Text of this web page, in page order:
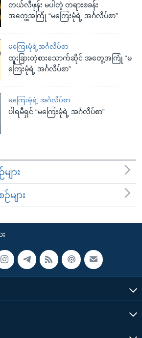
တယ်လီဖုန်း မပါတဲ့ တရားစခန်း
အတွေ့အကြုံ “မကြေးမုံရဲ့ အင်္ဂလိပ်စာ”
မကြေးမုံရဲ့အင်္ဂလိပ်စာ
ထူးခြားတဲ့စားသောက်ဆိုင် အတွေ့အကြုံ “မ
ကြေးမုံရဲ့ အင်္ဂလိပ်စာ”
မကြေးမုံရဲ့ အင်္ဂလိပ်စာ
ပါရမီရှင် “မကြေးမုံရဲ့ အင်္ဂလိပ်စာ”
ား
ျား